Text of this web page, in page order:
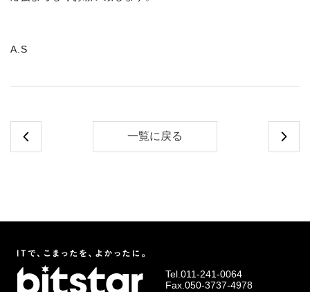
A.S
一覧に戻る
Tel.011-241-0064
Fax.050-3737-4978